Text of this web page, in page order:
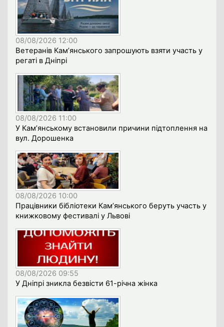
08/08/2026 12:00
Ветеранів Кам’янського запрошують взяти участь у
регаті в Дніпрі
08/08/2026 11:00
У Кам’янському встановили причини підтоплення на
вул. Дорошенка
08/08/2026 10:00
Працівники бібліотеки Кам’янського беруть участь у
книжковому фестивалі у Львові
08/08/2026 09:55
У Дніпрі зникла безвісти 61-річна жінка